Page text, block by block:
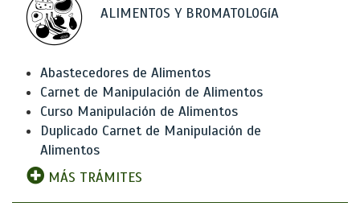
ALIMENTOS Y BROMATOLOGíA
Abastecedores de Alimentos
Carnet de Manipulación de Alimentos
Curso Manipulación de Alimentos
Duplicado Carnet de Manipulación de
Alimentos
MÁS TRÁMITES